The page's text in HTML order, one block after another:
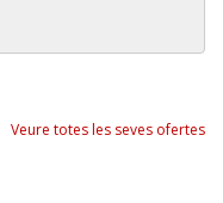
Veure totes les seves ofertes